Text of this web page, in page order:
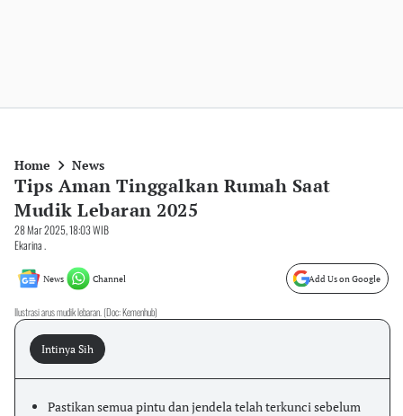
Home News
Tips Aman Tinggalkan Rumah Saat
Mudik Lebaran 2025
28 Mar 2025, 18:03 WIB
Ekarina .
News Channel Add Us on Google
Ilustrasi arus mudik lebaran. (Doc: Kemenhub)
Intinya Sih
Pastikan semua pintu dan jendela telah terkunci sebelum